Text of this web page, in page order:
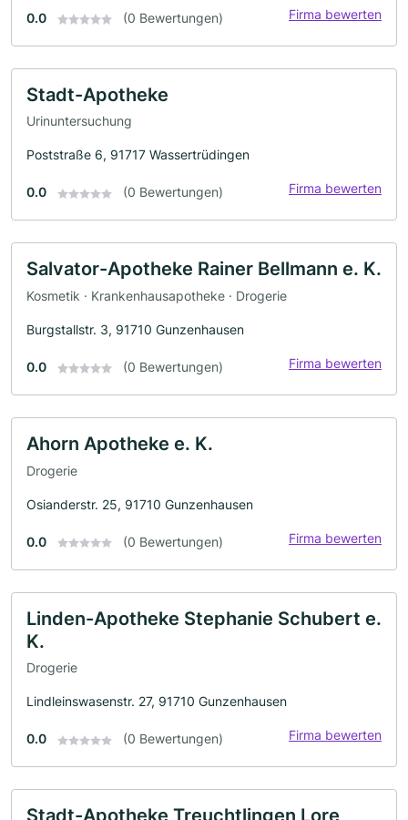
0.0 (0 Bewertungen) Firma bewerten
Stadt-Apotheke
Urinuntersuchung
Poststraße 6, 91717 Wassertrüdingen
0.0 (0 Bewertungen) Firma bewerten
Salvator-Apotheke Rainer Bellmann e. K.
Kosmetik · Krankenhausapotheke · Drogerie
Burgstallstr. 3, 91710 Gunzenhausen
0.0 (0 Bewertungen) Firma bewerten
Ahorn Apotheke e. K.
Drogerie
Osianderstr. 25, 91710 Gunzenhausen
0.0 (0 Bewertungen) Firma bewerten
Linden-Apotheke Stephanie Schubert e.
K.
Drogerie
Lindleinswasenstr. 27, 91710 Gunzenhausen
0.0 (0 Bewertungen) Firma bewerten
Stadt-Apotheke Treuchtlingen Lore